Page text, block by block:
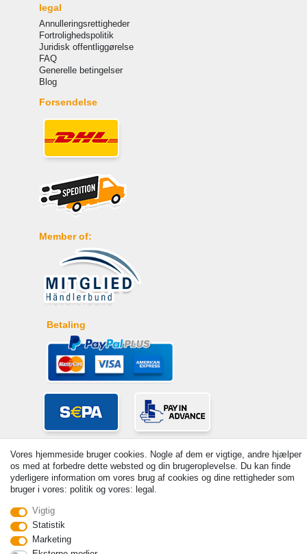
legal
Annulleringsrettigheder
Fortrolighedspolitik
Juridisk offentliggørelse
FAQ
Generelle betingelser
Blog
Forsendelse
Member of:
Betaling
© Copyright 2026 | Alle rettigheder forbeholdes. - Prices incl. VAT. 19%
VAT Basic prices see article detail | * Applies to deliveries to the UK!
Withdraw from contract here
Vores hjemmeside bruger cookies. Nogle af dem er vigtige, andre hjælper
os med at forbedre dette websted og din brugeroplevelse. Du kan finde
yderligere information om vores brug af cookies og dine rettigheder som
bruger i vores: politik og vores: legal.
Vigtig
Statistik
Marketing